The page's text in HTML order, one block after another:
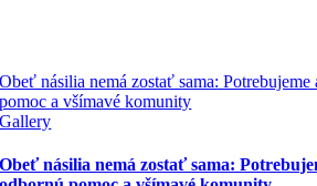
Obeť násilia nemá zostať sama:
pomoc a všímavé komunity
Gallery
Obeť násilia nemá zostať sama: